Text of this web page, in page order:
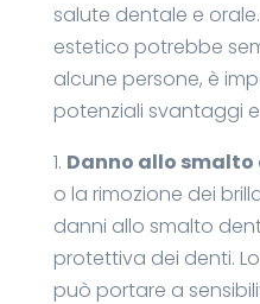
salute dentale e
estetico potrebbe
alcune persone, è
potenziali svantaggi
1. Danno allo
o la rimozione dei
danni allo smalto
protettiva dei denti.
può portare a